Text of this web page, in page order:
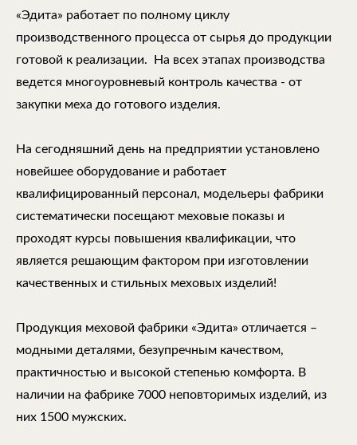
«Эдита» работает по полному циклу
производственного процесса от сырья до продукции
готовой к реализации. На всех этапах производства
ведется многоуровневый контроль качества - от
закупки меха до готового изделия.
На сегодняшний день на предприятии установлено
новейшее оборудование и работает
квалифицированный персонал, модельеры фабрики
систематически посещают меховые показы и
проходят курсы повышения квалификации, что
является решающим фактором при изготовлении
качественных и стильных меховых изделий!
Продукция меховой фабрики «Эдита» отличается –
модными деталями, безупречным качеством,
практичностью и высокой степенью комфорта. В
наличии на фабрике 7000 неповторимых изделий, из
них 1500 мужских.